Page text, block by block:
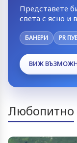
Представете
света с ясно и
БАНЕРИ PR
ВИЖ
Любопитно